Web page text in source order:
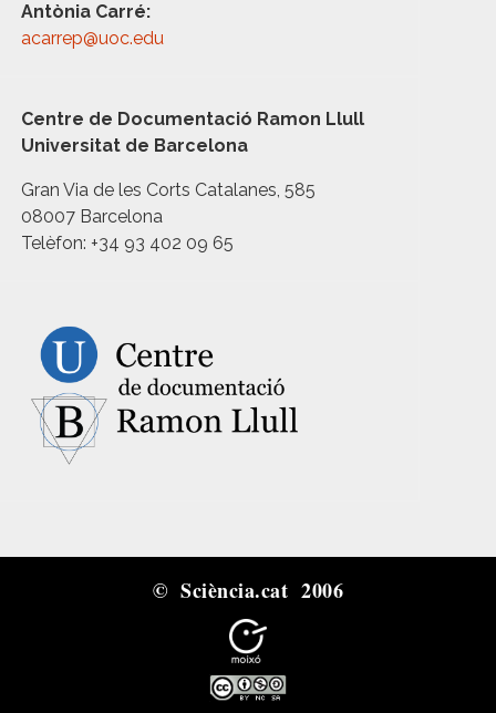
Antònia Carré:
acarrep@uoc.edu
Centre de Documentació Ramon Llull
Universitat de Barcelona
Gran Via de les Corts Catalanes, 585
08007 Barcelona
Telèfon: +34 93 402 09 65
© Sciència.cat 2006